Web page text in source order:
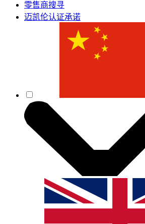
零售商搜寻
迈凯伦认证承诺